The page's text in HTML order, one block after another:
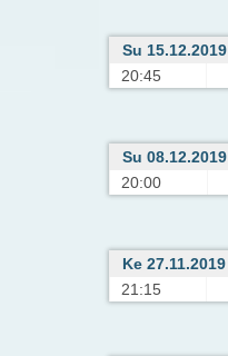
Su 15.12.2019
20:45
Su 08.12.2019
20:00
Ke 27.11.2019
21:15